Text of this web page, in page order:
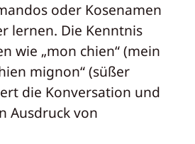
oder Kosenamen
lernen. Die Kenntnis
wie „mon chien“ (mein
mignon“ (süßer
die Konversation und
Ausdruck von